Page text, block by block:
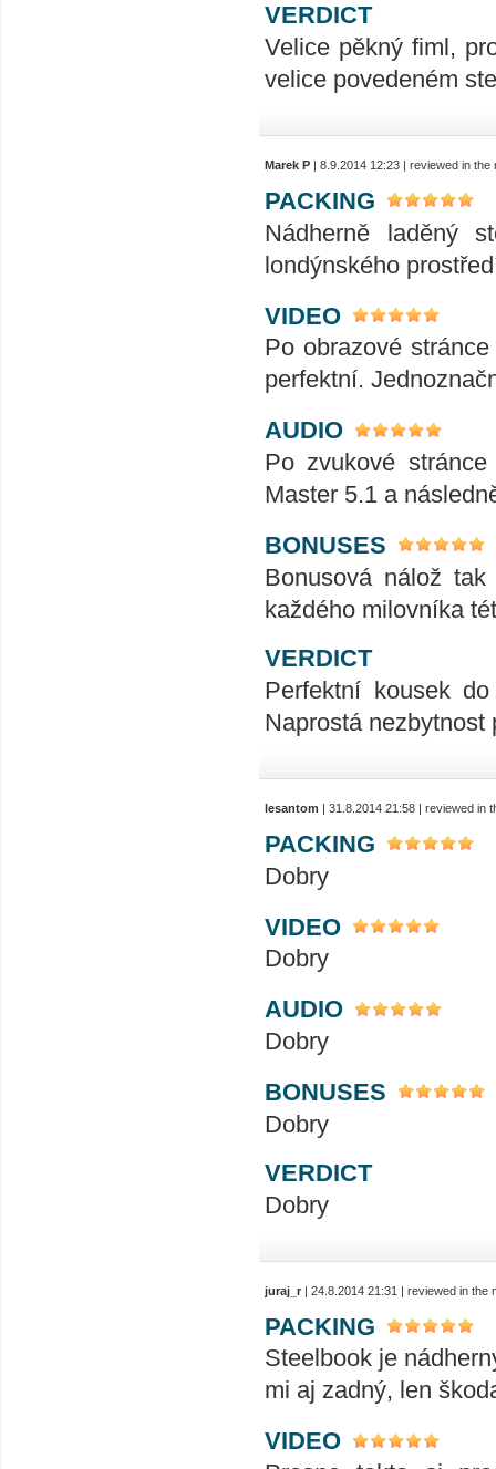
VERDICT
Velice pěkný fiml,
velice povedeném
Marek P | 8.9.2014 12:23 | reviewed in
PACKING
Nádherně laděný
londýnského
VIDEO
Po obrazové
perfektní.
AUDIO
Po zvukové
Master 5.1 a
BONUSES
Bonusová nálož
každého milovníka
VERDICT
Perfektní kousek
Naprostá nezbytnost
lesantom | 31.8.2014 21:58 | reviewed in
PACKING
Dobry
VIDEO
Dobry
AUDIO
Dobry
BONUSES
Dobry
VERDICT
Dobry
juraj_r | 24.8.2014 21:31 | reviewed in the
PACKING
Steelbook je
mi aj zadný, len
VIDEO